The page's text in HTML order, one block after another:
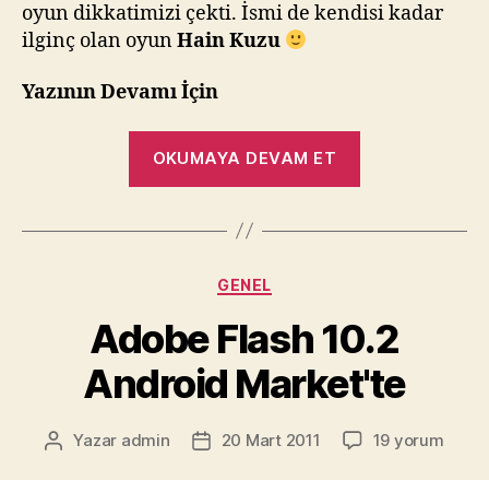
oyun dikkatimizi çekti. İsmi de kendisi kadar
ilginç olan oyunHain Kuzu
Yazının Devamı İçin
OKUMAYA DEVAM ET
Rakip
Kuzu
:)”
Kategoriler
GENEL
Adobe Flash 10.2
Android Market'te
Yazının
Yazar admin
Yazı20 Mart 2011
Adobe
19 yorum